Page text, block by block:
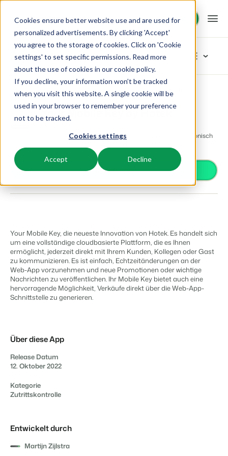
Cookies ensure better website use and are used for
personalized advertisements. By clicking 'Accept'
you agree to the storage of cookies. Click on 'Cookie
settings' to set specific permissions. Read more
about the use of cookies in our cookie policy.
If you decline, your information won’t be tracked
when you visit this website. A single cookie will be
used in your browser to remember your preference
not to be tracked.
Cookies settings
Accept Decline
Demo anfragen
Demo anfragen
Plattform
BEX PMS
PMS
Verwalte alle Backoffice Abläufe.
Vermarkte dein Angebot auf verschiedenen Channels.
Business Intelligence
Triff Entscheidungen, die sich auf Zahlen und Fakten beruhen.
Eigentümerverwaltung
Zeige dich gegenüber Fewo- Eigentümern transparent.
Website Integration
Du hast bereits eine Website? Binde sie ein!
BEX CMS
Lass deine Marke mit unserem Webbaukasten aufblühen.
Unsere Lösungen
BEX für:
Ferienhäuser, Bungalows, Mobilheime und Weinfässer.
Stellplätze, Camping, Glamping und Zelten.
Hotels
Hotelzimmer, Appartements, B&Bs und Pensionen.
Vermietungsagenturen
Exklusive Vermietung und Reseller.
Ferienparkgruppen und -ketten
Ketten und eigenständige Marken
Ressourcen
Wissenswertes
BEX Educate | Pro
Weiter lernen, weiter führen in der Freizeitbranche
Events
Lerne uns auf verschiedenen Veranstaltungen kennen.
Kundenstories
Das sagen unsere Nutzer.
Customer Success
Erhalte Antworten auf deine Fragen.
Wechseln
Bist du bereit für den nächsten Schritt?
Lass uns gemeinsam die Branche transformieren.
Software Entwickler
Preise
Kundenstories
Für Campingplätze
Wechseln
Anmelden
App Store
Kategorien durchstöbern
Zutrittskontrolle
Zahlungsanbieter
Zahlungen erhalten
Distribution
Vermarkte dein Angebot auf verschiedenen Plattformen
Gästeerlebnis
Optimiere das Gästeerlebnis
Content Management
Integriere mit jedem CMS
Facility Management
Optimiere deine Betriebsabläufe
Revenue Management
Optimalisiere dein Pricing
Compliance Management
Führe deine Kassenbücher ordnungsgemäß
Verbinde Kassensystem und PMS
Kommunikation
Strukturiere deine Gästekommunikatiom
Energiesysteme
Die passende App nicht dabei?
App Store Zutrittskontrolle Your Mobile Key by Hotek
Your Mobile Key by Hotek
Your Mobile Key Web-App ermöglicht es, jede Tür elektronisch
Install app
Your Mobile Key, die neueste Innovation von Hotek. Es handelt sich
um eine vollständige cloudbasierte Plattform, die es Ihnen
ermöglicht, jederzeit direkt mit Ihrem Kunden, Kollegen oder Gast
zu kommunizieren. Es ist einfach, Echtzeitänderungen an der
Web-App vorzunehmen und neue Promotionen oder wichtige
Nachrichten zu veröffentlichen. Ihr Mobile Key bietet auch eine
hervorragende Möglichkeit, Verkäufe direkt über die Web-App-
Schnittstelle zu generieren.
Über diese App
Release Datum
12. Oktober 2022
Kategorie
Zutrittskontrolle
Entwickelt durch
Martijn Zijlstra